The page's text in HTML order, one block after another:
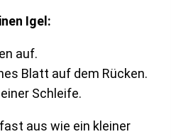
Igel:
auf.
Blatt auf dem Rücken.
Schleife.
aus wie ein kleiner